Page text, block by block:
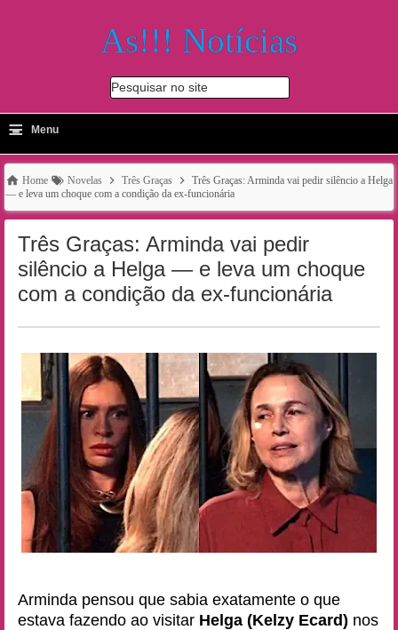
As!!! Notícias
Pesquisar no site
-
≡ Menu
Home Novelas Três Graças
Três Graças: Arminda vai pedir silêncio a Helga
— e leva um choque com a condição da ex-funcionária
Três Graças: Arminda vai pedir
silêncio a Helga — e leva um choque
com a condição da ex-funcionária
Arminda pensou que sabia exatamente o que
estava fazendo ao visitar Helga (Kelzy Ecard) nos